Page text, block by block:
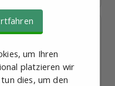
Durchmesser
p.st.
um Ihren
platzieren wir
dies, um den